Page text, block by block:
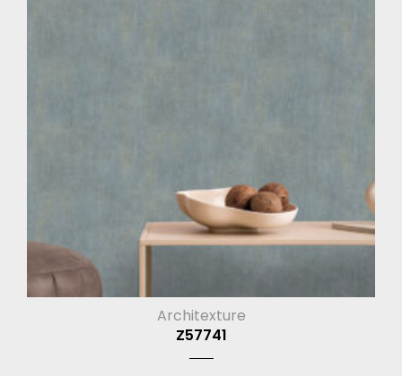
Architexture
Z57741